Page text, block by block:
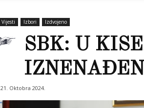
Vijesti Izbori Izdvojeno
SBK: U
21. Oktobra 2024.